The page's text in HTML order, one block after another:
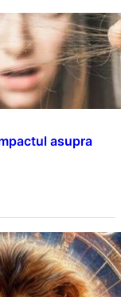
asupra